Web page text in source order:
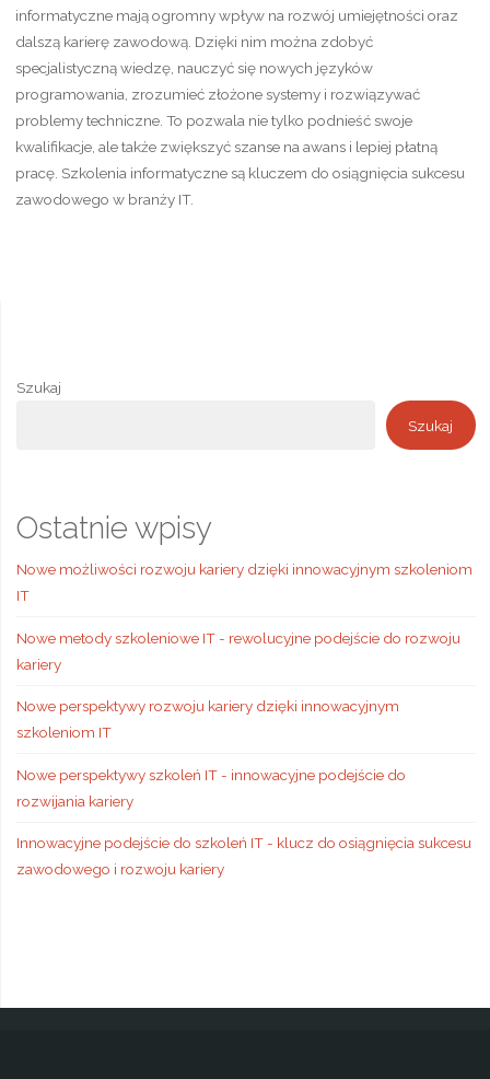
informatyczne mają ogromny wpływ na rozwój umiejętności oraz
dalszą karierę zawodową. Dzięki nim można zdobyć
specjalistyczną wiedzę, nauczyć się nowych języków
programowania, zrozumieć złożone systemy i rozwiązywać
problemy techniczne. To pozwala nie tylko podnieść swoje
kwalifikacje, ale także zwiększyć szanse na awans i lepiej płatną
pracę. Szkolenia informatyczne są kluczem do osiągnięcia sukcesu
zawodowego w branży IT.
Szukaj
Szukaj
Ostatnie wpisy
Nowe możliwości rozwoju kariery dzięki innowacyjnym szkoleniom
IT
Nowe metody szkoleniowe IT - rewolucyjne podejście do rozwoju
kariery
Nowe perspektywy rozwoju kariery dzięki innowacyjnym
szkoleniom IT
Nowe perspektywy szkoleń IT - innowacyjne podejście do
rozwijania kariery
Innowacyjne podejście do szkoleń IT - klucz do osiągnięcia sukcesu
zawodowego i rozwoju kariery